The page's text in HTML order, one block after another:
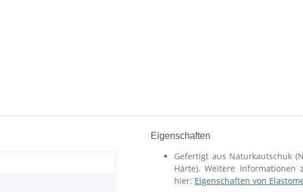
Eigenschaften
Gefertigt aus Naturkautschuk
Härte). Weitere Informationen
hier: Eigenschaften von